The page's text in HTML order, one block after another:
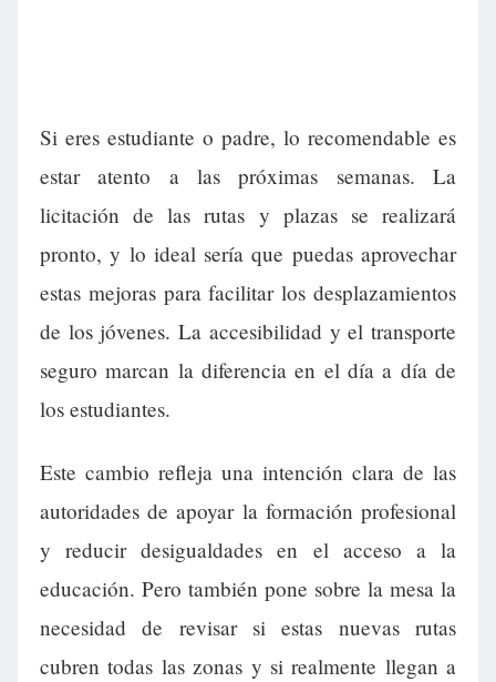
Si eres estudiante o padre, lo recomendable es
estar atento a las próximas semanas. La
licitación de las rutas y plazas se realizará
pronto, y lo ideal sería que puedas aprovechar
estas mejoras para facilitar los desplazamientos
de los jóvenes. La accesibilidad y el transporte
seguro marcan la diferencia en el día a día de
los estudiantes.
Este cambio refleja una intención clara de las
autoridades de apoyar la formación profesional
y reducir desigualdades en el acceso a la
educación. Pero también pone sobre la mesa la
necesidad de revisar si estas nuevas rutas
cubren todas las zonas y si realmente llegan a